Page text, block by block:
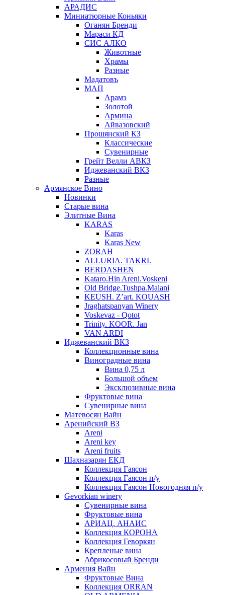
АРАДИС
Миниатюрные Коньяки
Оганян Бренди
Мараси КД
СИС АЛКО
Животные
Храмы
Разные
Мадатовъ
МАП
Арамэ
Золотой
Армина
Айвазовский
Прошянский КЗ
Классические
Сувенирные
Грейт Велли АВКЗ
Иджеванский ВКЗ
Разные
Армянское Вино
Новинки
Старые вина
Элитные Вина
KARAS
Karas
Karas New
ZORAH
ALLURIA. TAKRI.
BERDASHEN
Kataro.Hin Areni.Voskeni
Old Bridge.Tushpa.Malani
KEUSH. Z’art. KOUASH
Jraghatspanyan Winery
Voskevaz - Qotot
Trinity. KOOR. Jan
VAN ARDI
Иджеванский ВКЗ
Коллекционные вина
Виноградные вина
Вина 0,75 л
Большой объем
Эксклюзивные вина
Фруктовые вина
Cувенирные вина
Матевосян Вайн
Аренийский ВЗ
Areni
Areni key
Areni fruits
Шахназарян ЕКД
Коллекция Гаясон
Коллекция Гаясон п/у
Коллекция Гаясон Новогодняя п/у
Gevorkian winery
Сувенирные вина
Фруктовые вина
АРИАЦ. АНАИС
Коллекция КОРОНА
Коллекция Геворкян
Крепленые вина
Абрикосовый Бренди
Армения Вайн
Фруктовые Вина
Коллекция ORRAN